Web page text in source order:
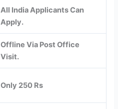
All India Applicants Can
Apply.
Offline Via Post Office
Visit.
Only 250 Rs